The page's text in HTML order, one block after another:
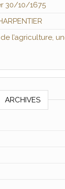
30/10/1675
l’agriculture,
ARCHIVES